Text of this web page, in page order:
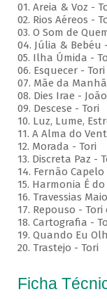
01. Areia & Voz -
02. ⁠Rios Aéreos -
03. O Som de
04. Júlia & Bebéu
05. Ilha Úmida -
06. Esquecer - Tori
07. Mãe da
08. Dies Irae -
09. Descese - Tori
10. Luz, Lume,
11. A Alma do
12. Morada - Tori
13. Discreta Paz -
14. Fernão
15. Harmonia É
16. Travessias
17. Repouso -
⁠18. Cartografia -
19. Quando Eu
20. Trastejo - Tori
Ficha